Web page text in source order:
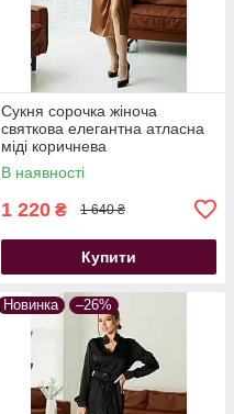
Сукня сорочка жіноча
святкова елегантна атласна
міді коричнева
В наявності
1 220 ₴ 1 640 ₴
Купити
Новинка –26%